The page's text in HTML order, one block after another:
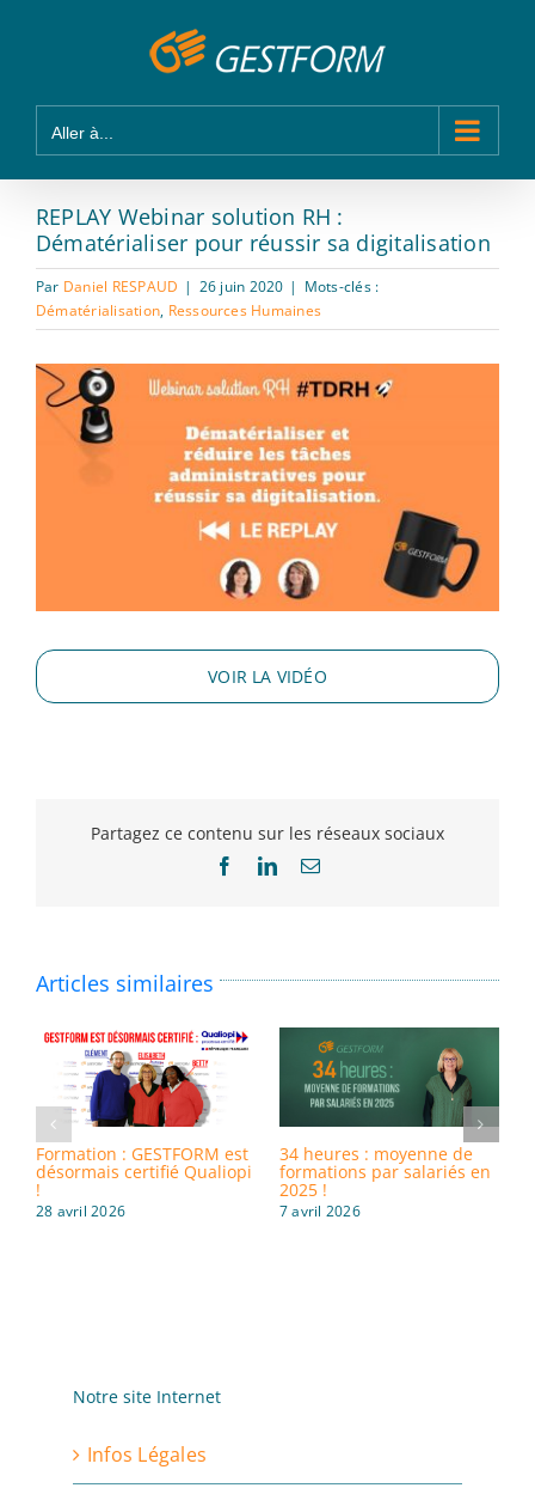
Aller à...
REPLAY Webinar solution RH :
Dématérialiser pour réussir sa digitalisation
Par Daniel RESPAUD | 26 juin 2020 | Mots-clés :
Dématérialisation, Ressources Humaines
VOIR LA VIDÉO
Partagez ce contenu sur les réseaux sociaux
FacebookLinkedInEmail
Articles similaires
Formation : GESTFORM est
désormais certifié Qualiopi
!
28 avril 2026
34 heures : moyenne de
formations par salariés en
2025 !
7 avril 2026
Notre site Internet
Infos Légales